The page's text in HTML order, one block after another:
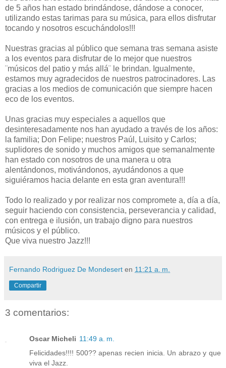
de 5 años han estado brindándose, dándose a conocer,
utilizando estas tarimas para su música, para ellos disfrutar
tocando y nosotros escuchándolos!!!
Nuestras gracias al público que semana tras semana asiste
a los eventos para disfrutar de lo mejor que nuestros
¨músicos del patio y más allá¨ le brindan. Igualmente,
estamos muy agradecidos de nuestros patrocinadores. Las
gracias a los medios de comunicación que siempre hacen
eco de los eventos.
Unas gracias muy especiales a aquellos que
desinteresadamente nos han ayudado a través de los años:
la familia; Don Felipe; nuestros Paúl, Luisito y Carlos;
suplidores de sonido y muchos amigos que semanalmente
han estado con nosotros de una manera u otra
alentándonos, motivándonos, ayudándonos a que
siguiéramos hacia delante en esta gran aventura!!!
Todo lo realizado y por realizar nos compromete a, día a día,
seguir haciendo con consistencia, perseverancia y calidad,
con entrega e ilusión, un trabajo digno para nuestros
músicos y el público.
Que viva nuestro Jazz!!!
Fernando Rodriguez De Mondesert en 11:21 a. m.
Compartir
3 comentarios:
Oscar Micheli 11:49 a. m.
Felicidades!!!! 500?? apenas recien inicia. Un abrazo y que
viva el Jazz.